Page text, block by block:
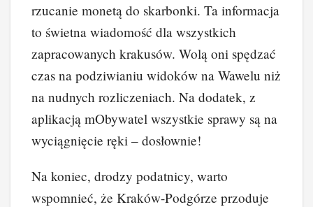
rzucanie monetą do skarbonki. Ta informacja
to świetna wiadomość dla wszystkich
zapracowanych krakusów. Wolą oni spędzać
czas na podziwianiu widoków na Wawelu niż
na nudnych rozliczeniach. Na dodatek, z
aplikacją mObywatel wszystkie sprawy są na
wyciągnięcie ręki – dosłownie!
Na koniec, drodzy podatnicy, warto
wspomnieć, że Kraków-Podgórze przoduje